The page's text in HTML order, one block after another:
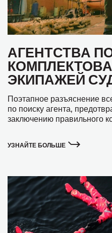
АГЕНТСТВА
ЭКИПАЖЕЙ
Поэтапное разъяснение
по поиску агента,
заключению правильного
УЗНАЙТЕ БОЛЬШЕ